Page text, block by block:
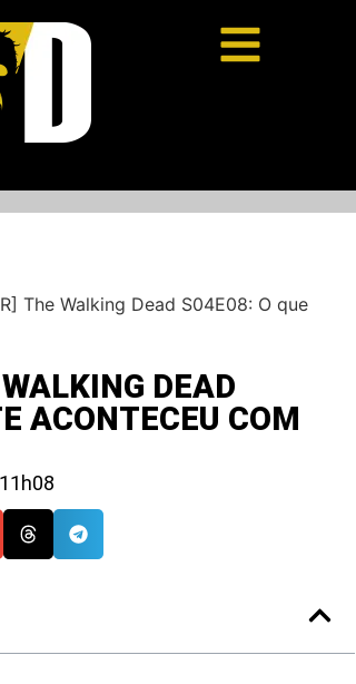
The Walking Dead S04E08: O que
DEAD
ACONTECEU COM
11h08